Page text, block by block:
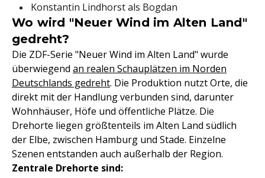
Konstantin Lindhorst als Bogdan
Wo wird "Neuer Wind im Alten Land"
gedreht?
Die ZDF-Serie "Neuer Wind im Alten Land" wurde
überwiegend an realen Schauplätzen im Norden
Deutschlands gedreht. Die Produktion nutzt Orte, die
direkt mit der Handlung verbunden sind, darunter
Wohnhäuser, Höfe und öffentliche Plätze. Die
Drehorte liegen größtenteils im Alten Land südlich
der Elbe, zwischen Hamburg und Stade. Einzelne
Szenen entstanden auch außerhalb der Region.
Zentrale Drehorte sind: